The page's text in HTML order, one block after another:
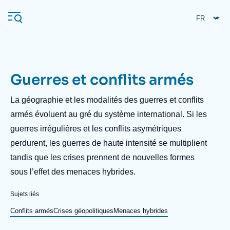
au
contenu
Navigation
principale
L'Ifri
Analyses
À propos de l'Ifri Recherches fréquentes
Guerres et conflits armés
Description
La géographie et les modalités des guerres et conflits
armés évoluent au gré du système international. Si les
guerres irrégulières et les conflits asymétriques
perdurent, les guerres de haute intensité se multiplient
tandis que les crises prennent de nouvelles formes
sous l’effet des menaces hybrides.
Sujets liés
Conflits armésCrises géopolitiques Menaces hybrides